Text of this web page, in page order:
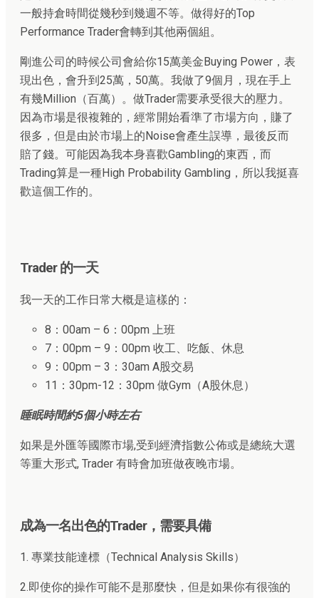
一般持倉時間從幾秒到幾週不等。做得好的Top
Performance Trader會轉到其他兩個組。
剛進公司的時候公司會給你15萬美金Buying Power，表
現出色，會升到25萬，50萬。我做了9個月，現在手上
有幾Million（百萬）。做Trader需要承受很大的壓力。
因為市場是很複雜的，經常開始看準了市場方向，賺了
很多，但是由於市場上的Noise會產生誤導，最後反而
賠了錢。可能因為我本身喜歡Gambling的東西，而
Trading算是一種High Probability Gambling，所以我挺喜
歡這個工作的。
Trader 的一天
我一天的工作日常大概是這樣的：
8：00am – 6：00pm 上班
7：00pm – 9：00pm 收工、吃飯、休息
9：00pm – 3：30am A股交易
11：30pm-12：30pm 做Gym（A股休息）
睡眠時間約5個小時左右
如果是外匯等國際市場,受到經濟指數公佈或是總統大選
等重大形式, Trader 有時會加班做夜晚市場。
成為一名出色的Trader，需要具備
1. 專業技能達標（Technical Analysis Skills）
2.即使你的操作可能不是那麼快，但是如果你有很強的